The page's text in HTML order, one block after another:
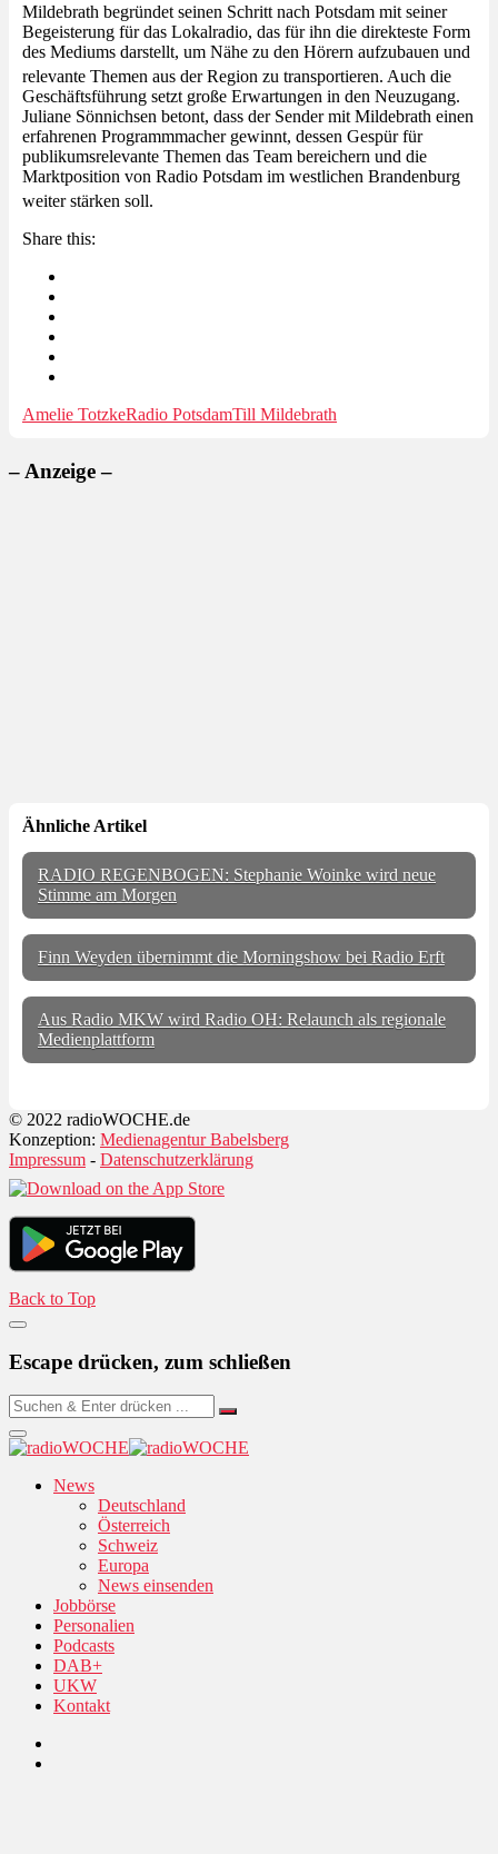
Mildebrath begründet seinen Schritt nach Potsdam mit seiner
Begeisterung für das Lokalradio, das für ihn die direkteste Form
des Mediums darstellt, um Nähe zu den Hörern aufzubauen und
relevante Themen aus der Region zu transportieren. Auch die
Geschäftsführung setzt große Erwartungen in den Neuzugang.
Juliane Sönnichsen betont, dass der Sender mit Mildebrath einen
erfahrenen Programmmacher gewinnt, dessen Gespür für
publikumsrelevante Themen das Team bereichern und die
Marktposition von Radio Potsdam im westlichen Brandenburg
weiter stärken soll.
Share this:
Amelie TotzkeRadio PotsdamTill Mildebrath
– Anzeige –
Ähnliche Artikel
RADIO REGENBOGEN: Stephanie Woinke wird neue
Stimme am Morgen
Finn Weyden übernimmt die Morningshow bei Radio Erft
Aus Radio MKW wird Radio OH: Relaunch als regionale
Medienplattform
© 2022 radioWOCHE.de
Konzeption: Medienagentur Babelsberg
Impressum - Datenschutzerklärung
Back to Top
Escape drücken, zum schließen
News
Deutschland
Österreich
Schweiz
Europa
News einsenden
Jobbörse
Personalien
Podcasts
DAB+
UKW
Kontakt